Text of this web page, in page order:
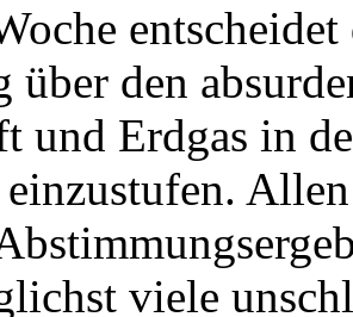
über den
und Erdgas in
viele